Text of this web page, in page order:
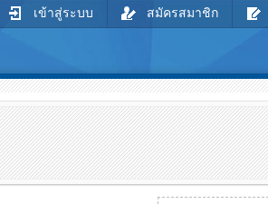
เข้าสู่ระบบ สมัครสมาชิก